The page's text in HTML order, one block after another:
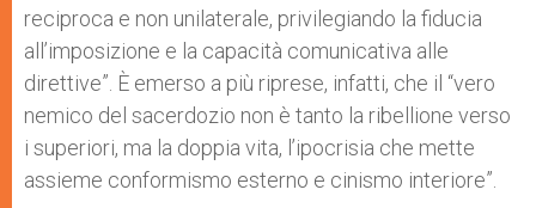
reciproca e non unilaterale, privilegiando la fiducia
all’imposizione e la capacità comunicativa alle
direttive”. È emerso a più riprese, infatti, che il “vero
nemico del sacerdozio non è tanto la ribellione verso
i superiori, ma la doppia vita, l’ipocrisia che mette
assieme conformismo esterno e cinismo interiore”.